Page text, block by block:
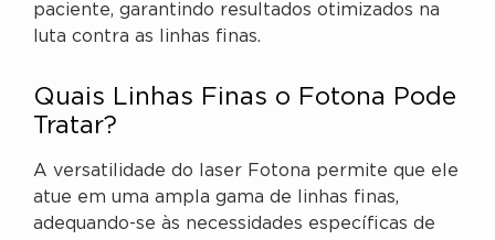
paciente, garantindo resultados otimizados na
luta contra as linhas finas.
Quais Linhas Finas o Fotona Pode
Tratar?
A versatilidade do laser Fotona permite que ele
atue em uma ampla gama de linhas finas,
adequando-se às necessidades específicas de